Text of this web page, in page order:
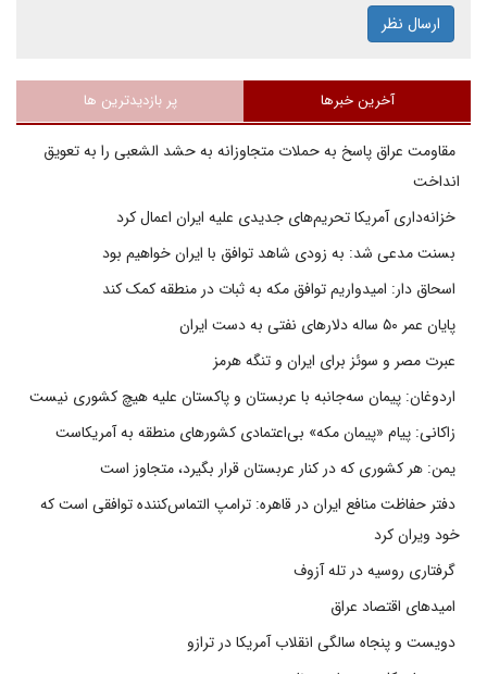
ارسال نظر
آخرین خبرها پر بازدیدترین ها
مقاومت عراق پاسخ به حملات متجاوزانه به حشد الشعبی را به تعویق
انداخت
خزانه‌داری آمریکا تحریم‌های جدیدی علیه ایران اعمال کرد
بسنت مدعی شد: به زودی شاهد توافق با ایران خواهیم بود
اسحاق دار: امیدواریم توافق مکه به ثبات در منطقه کمک کند
پایان عمر ۵۰ ساله دلارهای نفتی به دست ایران
عبرت مصر و سوئز برای ایران و تنگه هرمز
اردوغان: پیمان سه‌جانبه با عربستان و پاکستان علیه هیچ کشوری نیست
زاکانی: پیام «پیمان مکه» بی‌اعتمادی کشورهای منطقه به آمریکاست
یمن: هر کشوری که در کنار عربستان قرار بگیرد، متجاوز است
دفتر حفاظت منافع ایران در قاهره: ترامپ التماس‌کننده توافقی است که
خود ویران کرد
گرفتاری روسیه در تله آزوف
امیدهای اقتصاد عراق
دویست و پنجاه سالگی انقلاب آمریکا در ترازو